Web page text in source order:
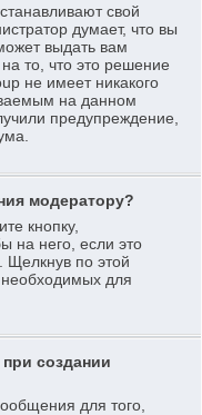
свой
думает, что вы
выдать вам
то, что это решение
не имеет никакого
на данном
предупреждение,
модератору?
кнопку,
на него, если это
по этой
для
при создании
для того,